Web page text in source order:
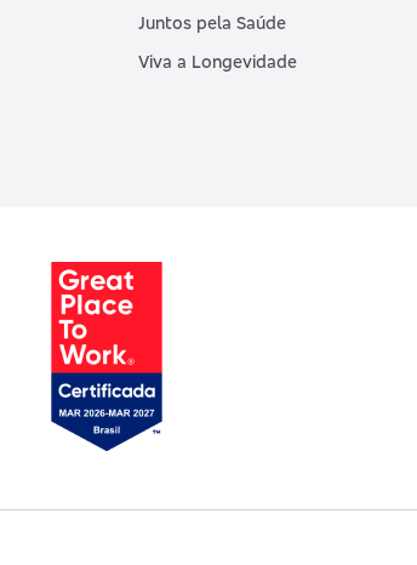
Juntos pela Saúde
Viva a Longevidade